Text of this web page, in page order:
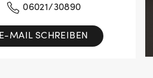
06021/30890
E-MAIL SCHREIBEN